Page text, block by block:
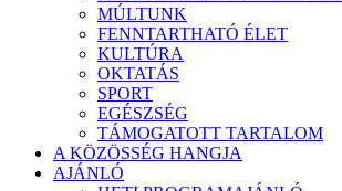
MÚLTUNK
FENNTARTHATÓ ÉLET
KULTÚRA
OKTATÁS
SPORT
EGÉSZSÉG
TÁMOGATOTT TARTALOM
A KÖZÖSSÉG HANGJA
AJÁNLÓ